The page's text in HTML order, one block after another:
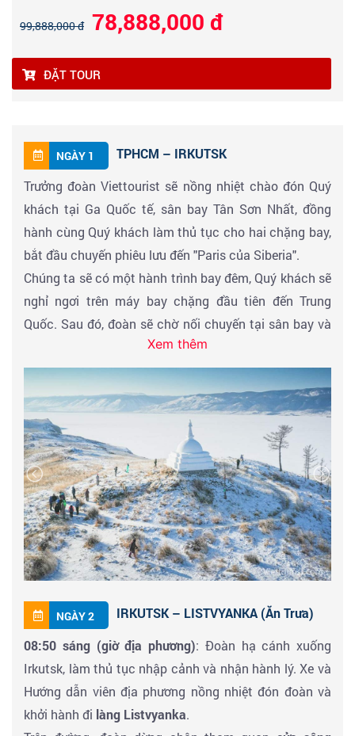
99,888,000 đ 78,888,000 đ
ĐẶT TOUR
NGÀY 1
TPHCM – IRKUTSK
Trưởng đoàn Viettourist sẽ nồng nhiệt chào đón Quý
khách tại Ga Quốc tế, sân bay Tân Sơn Nhất, đồng
hành cùng Quý khách làm thủ tục cho hai chặng bay,
bắt đầu chuyến phiêu lưu đến "Paris của Siberia".
Chúng ta sẽ có một hành trình bay đêm, Quý khách sẽ
nghỉ ngơi trên máy bay chặng đầu tiên đến Trung
Quốc. Sau đó, đoàn sẽ chờ nối chuyến tại sân bay và
tiếp tục chặng bay cuối cùng để đến Irkutsk vào sáng
ngày hôm sau.
Chi tiết chuyến bay:
VJ 3948(SGN - PKX): 18:05 - 00:05
S7 6312(PKX - IKT): 05:35 - 08:50
Xem thêm
NGÀY 2
IRKUTSK – LISTVYANKA (Ăn Trưa)
08:50 sáng (giờ địa phương): Đoàn hạ cánh xuống
Irkutsk, làm thủ tục nhập cảnh và nhận hành lý. Xe và
Hướng dẫn viên địa phương nồng nhiệt đón đoàn và
khởi hành đi làng Listvyanka.